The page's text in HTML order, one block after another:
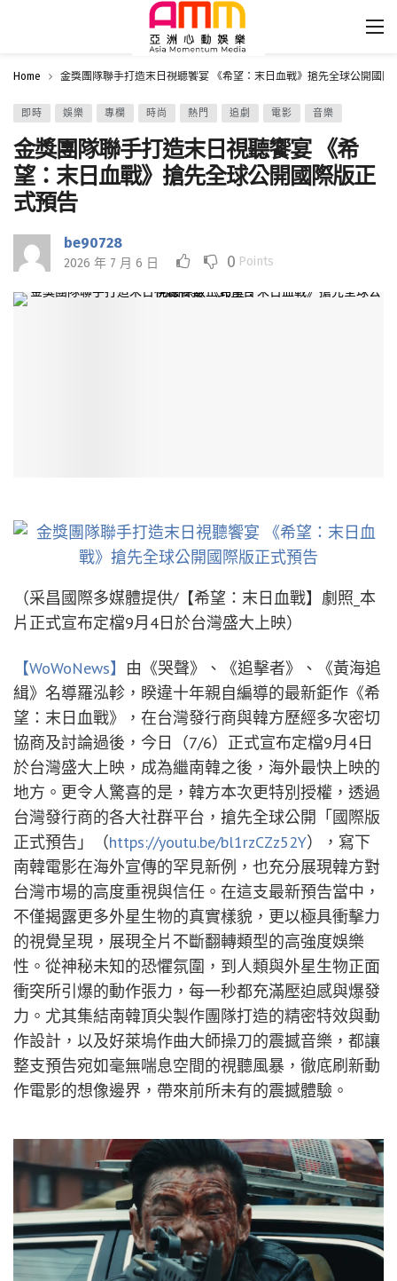
Home 金獎團隊聯手打造末日視聽饗宴 《希望：末日血戰》搶先全球公開國際
即時 娛樂 專欄 時尚 熱門 追劇 電影 音樂
金獎團隊聯手打造末日視聽饗宴 《希
望：末日血戰》搶先全球公開國際版正
式預告
be90728
2026 年 7 月 6 日 0 Points
（采昌國際多媒體提供/【希望：末日血戰】劇照_本
片正式宣布定檔9月4日於台灣盛大上映）
【WoWoNews】 由《哭聲》、《追擊者》、《黃海追
緝》名導羅泓軫，睽違十年親自編導的最新鉅作《希
望：末日血戰》，在台灣發行商與韓方歷經多次密切
協商及討論過後，今日（7/6）正式宣布定檔9月4日
於台灣盛大上映，成為繼南韓之後，海外最快上映的
地方。更令人驚喜的是，韓方本次更特別授權，透過
台灣發行商的各大社群平台，搶先全球公開「國際版
正式預告」（https://youtu.be/bl1rzCZz52Y），寫下
南韓電影在海外宣傳的罕見新例，也充分展現韓方對
台灣市場的高度重視與信任。在這支最新預告當中，
不僅揭露更多外星生物的真實樣貌，更以極具衝擊力
的視覺呈現，展現全片不斷翻轉類型的高強度娛樂
性。從神秘未知的恐懼氛圍，到人類與外星生物正面
衝突所引爆的動作張力，每一秒都充滿壓迫感與爆發
力。尤其集結南韓頂尖製作團隊打造的精密特效與動
作設計，以及好萊塢作曲大師操刀的震撼音樂，都讓
整支預告宛如毫無喘息空間的視聽風暴，徹底刷新動
作電影的想像邊界，帶來前所未有的震撼體驗。